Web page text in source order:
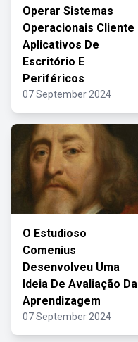
Operar Sistemas
Operacionais Cliente
Aplicativos De
Escritório E
Periféricos
07 September 2024
O Estudioso
Comenius
Desenvolveu Uma
Ideia De Avaliação Da
Aprendizagem
07 September 2024